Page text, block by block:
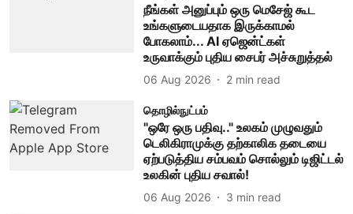
நீங்கள் அனுப்பும் ஒரு மெசேஜ் கூட
உங்களுடையதாக இருக்காமல்
போகலாம்... AI ஏஜென்ட்கள்
உருவாக்கும் புதிய சைபர் அச்சுறுத்தல்
06 Aug 2026 2 min read
தொழில்நுட்பம்
"ஒரே ஒரு பதிவு.." உலகம் முழுவதும்
டெலிகிராமுக்கு தற்காலிக தடையை
ஏற்படுத்திய சம்பவம் சொல்லும் டிஜிட்டல்
உலகின் புதிய சவால்!
06 Aug 2026 3 min read